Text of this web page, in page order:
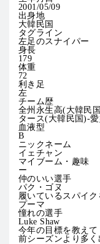
2001/05/09
出身地
大韓民国
タグライン
左足のスナイパー
身長
179
体重
72
利き足
左
チーム歴
全州永生高(大韓民
タース(大韓民国)-愛
血液型
B
ニックネーム
イェチャン
マイブーム・趣味
ー
仲のいい選手
パク・ゴヌ
履いているスパイ
プーマ
憧れの選手
Luke Shaw
今年の目標を教えて
前シーズンより多く